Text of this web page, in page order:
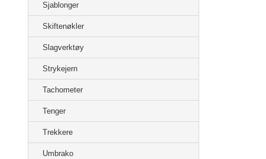
Sjablonger
Skiftenøkler
Slagverktøy
Strykejern
Tachometer
Tenger
Trekkere
Umbrako